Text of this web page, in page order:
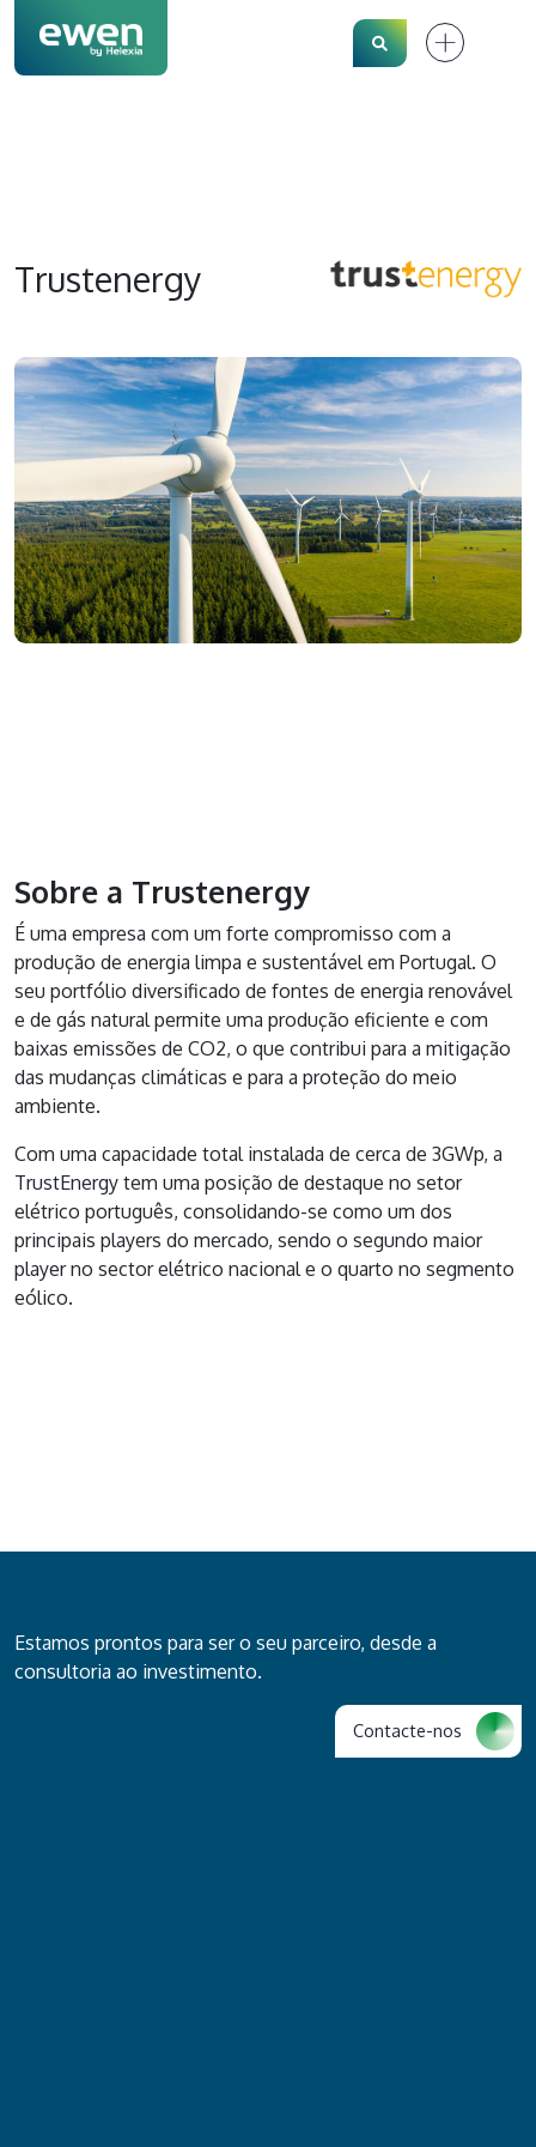
Search
Trustenergy
Sobre a Trustenergy
É uma empresa com um forte compromisso com a
produção de energia limpa e sustentável em Portugal. O
seu portfólio diversificado de fontes de energia renovável
e de gás natural permite uma produção eficiente e com
baixas emissões de CO2, o que contribui para a mitigação
das mudanças climáticas e para a proteção do meio
ambiente.
Com uma capacidade total instalada de cerca de 3GWp, a
TrustEnergy tem uma posição de destaque no setor
elétrico português, consolidando-se como um dos
principais players do mercado, sendo o segundo maior
player no sector elétrico nacional e o quarto no segmento
eólico.
Estamos prontos para ser o seu parceiro, desde a
consultoria ao investimento.
Contacte-nos